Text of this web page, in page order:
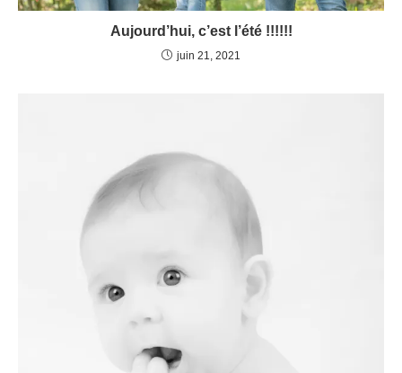
Aujourd’hui, c’est l’été !!!!!!
juin 21, 2021